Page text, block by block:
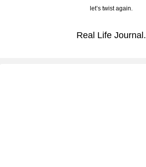
let’s twist again.
Real Life Journal.